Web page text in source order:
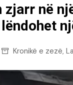
zjarr në
lëndohet
Kronikë e zezë,